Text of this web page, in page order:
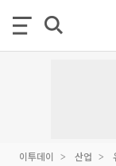
이투데이 산업